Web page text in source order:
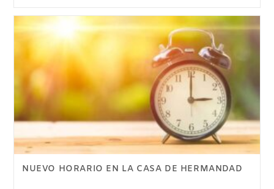
NUEVO HORARIO EN LA CASA DE HERMANDAD